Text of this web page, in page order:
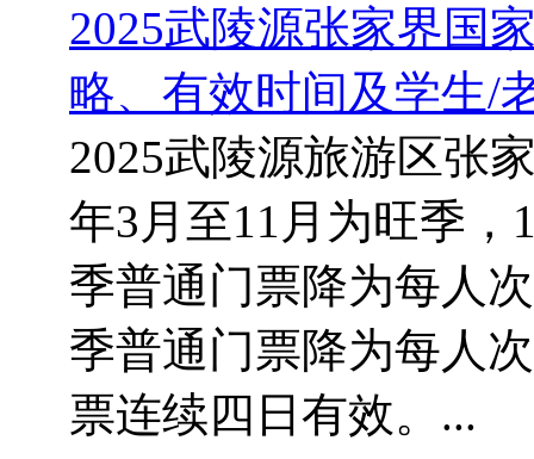
2025武陵源张家界国
略、有效时间及学生/
2025武陵源旅游区张
年3月至11月为旺季，
季普通门票降为每人
季普通门票降为每人
票连续四日有效。...